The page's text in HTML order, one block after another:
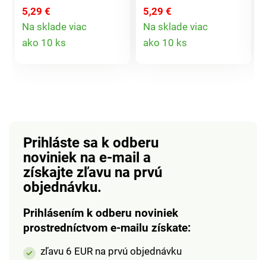
štýlová, vhodná pre
všetky ročné
obdobia.Materiál:
100% bavlna Rozmer:
5,29 €
Na sklade viac
ako 10 ks
štýlová, vhodná pre
všetky ročné
obdobia.Materiál:
100% bavlna Rozmer:
5,29 €
Na sklade viac
ako 10 ks
Prihláste sa k odberu
noviniek na e-mail a
získajte zľavu na prvú
objednávku.
Prihlásením k odberu noviniek
prostredníctvom e-mailu získate:
zľavu 6 EUR na prvú objednávku